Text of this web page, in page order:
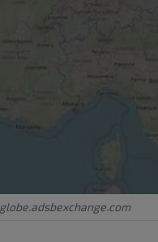
globe.adsbexchange.com